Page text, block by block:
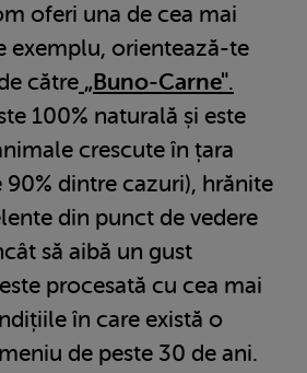
oferi una de cea mai
exemplu, orientează-te
către „Buno-Carne".
100% naturală și este
crescute în țara
90% dintre cazuri), hrănite
din punct de vedere
să aibă un gust
procesată cu cea mai
în care există o
de peste 30 de ani.